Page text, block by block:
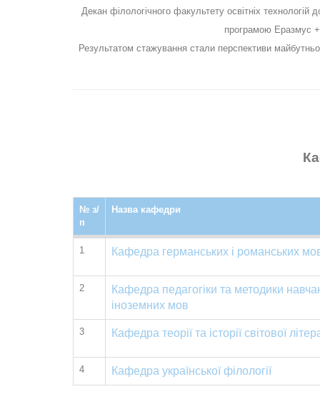
Декан філологічного факультету освітніх
програмою Еразмус +
Результатом стажування стали перспективи
№ з/
п
Назва кафедри
1 Кафедра германських і романських
2
Кафедра педагогіки та методики
іноземних мов
3 Кафедра теорії та історії світової
4 Кафедра української філології